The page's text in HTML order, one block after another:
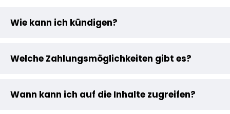
Wie kann ich kündigen?
Welche Zahlungsmöglichkeiten gibt es?
Wann kann ich auf die Inhalte zugreifen?